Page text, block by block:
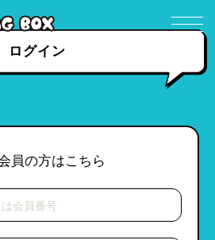
ログイン
員の方はこちら